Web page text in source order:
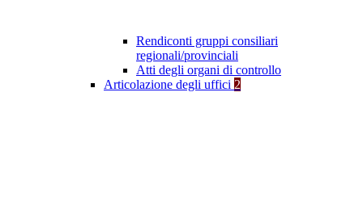
Rendiconti gruppi consiliari
regionali/provinciali
Atti degli organi di controllo
Articolazione degli uffici 2